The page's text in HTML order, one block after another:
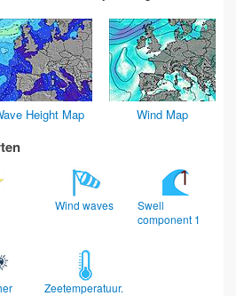
Height Map Wind Map
Wind waves
Swell
component 1
Zeetemperatuur.